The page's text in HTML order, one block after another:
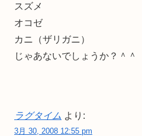
スズメ
オコゼ
カニ（ザリガニ）
じゃあないでしょうか？＾＾
ラグタイム より:
3月 30, 2008 12:55 pm